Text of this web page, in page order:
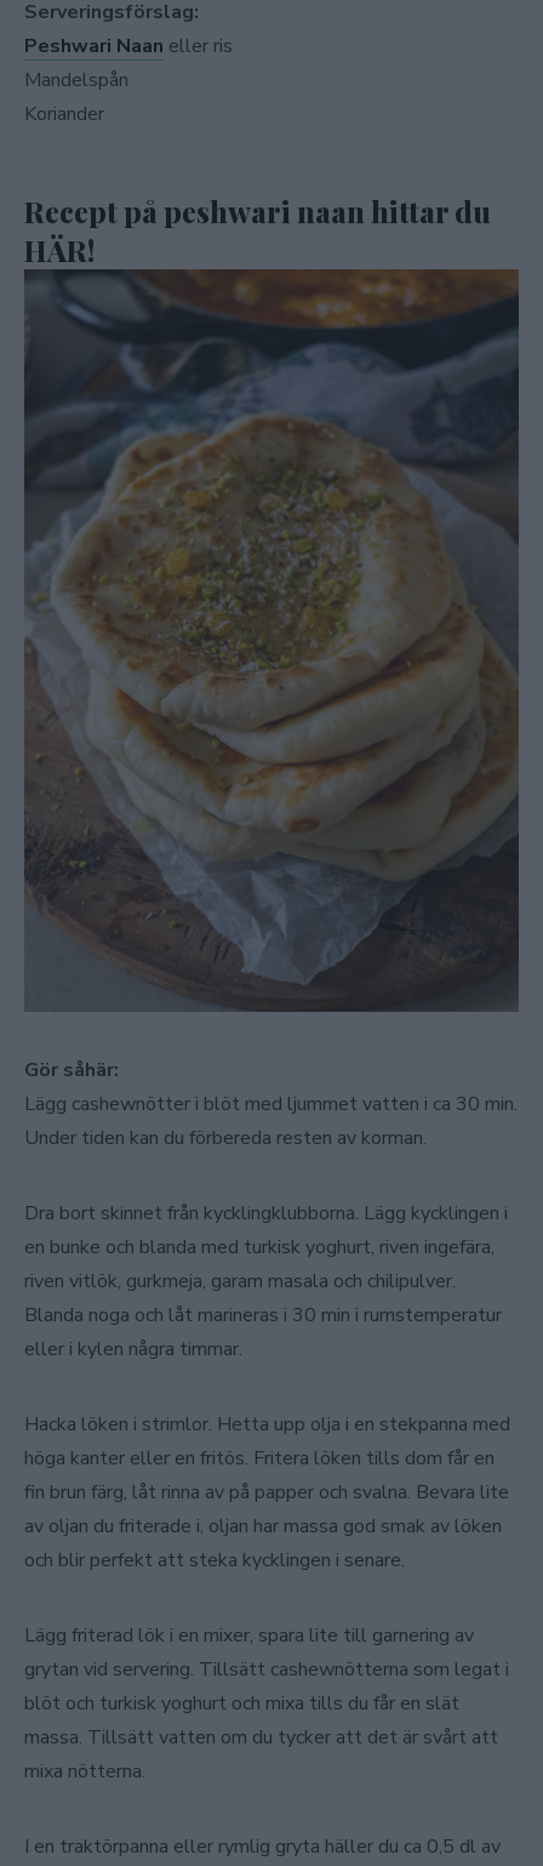
Serveringsförslag:
Peshwari Naan eller ris
Mandelspån
Koriander
Recept på peshwari naan hittar du
HÄR!
Gör såhär:
Lägg cashewnötter i blöt med ljummet vatten i ca 30 min.
Under tiden kan du förbereda resten av korman.
Dra bort skinnet från kycklingklubborna. Lägg kycklingen i
en bunke och blanda med turkisk yoghurt, riven ingefära,
riven vitlök, gurkmeja, garam masala och chilipulver.
Blanda noga och låt marineras i 30 min i rumstemperatur
eller i kylen några timmar.
Hacka löken i strimlor. Hetta upp olja i en stekpanna med
höga kanter eller en fritös. Fritera löken tills dom får en
fin brun färg, låt rinna av på papper och svalna. Bevara lite
av oljan du friterade i, oljan har massa god smak av löken
och blir perfekt att steka kycklingen i senare.
Lägg friterad lök i en mixer, spara lite till garnering av
grytan vid servering. Tillsätt cashewnötterna som legat i
blöt och turkisk yoghurt och mixa tills du får en slät
massa. Tillsätt vatten om du tycker att det är svårt att
mixa nötterna.
I en traktörpanna eller rymlig gryta häller du ca 0,5 dl av